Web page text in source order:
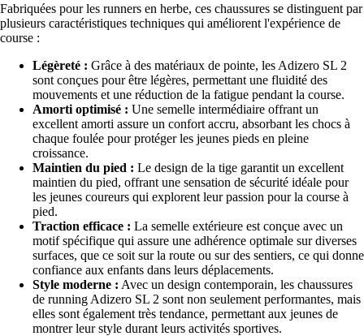
Fabriquées pour les runners en herbe, ces chaussures se distinguent par
plusieurs caractéristiques techniques qui améliorent l'expérience de
course :
Légèreté : Grâce à des matériaux de pointe, les Adizero SL 2
sont conçues pour être légères, permettant une fluidité des
mouvements et une réduction de la fatigue pendant la course.
Amorti optimisé : Une semelle intermédiaire offrant un
excellent amorti assure un confort accru, absorbant les chocs à
chaque foulée pour protéger les jeunes pieds en pleine
croissance.
Maintien du pied : Le design de la tige garantit un excellent
maintien du pied, offrant une sensation de sécurité idéale pour
les jeunes coureurs qui explorent leur passion pour la course à
pied.
Traction efficace : La semelle extérieure est conçue avec un
motif spécifique qui assure une adhérence optimale sur diverses
surfaces, que ce soit sur la route ou sur des sentiers, ce qui donne
confiance aux enfants dans leurs déplacements.
Style moderne : Avec un design contemporain, les chaussures
de running Adizero SL 2 sont non seulement performantes, mais
elles sont également très tendance, permettant aux jeunes de
montrer leur style durant leurs activités sportives.